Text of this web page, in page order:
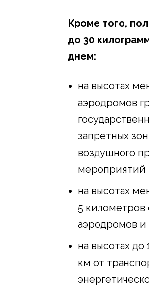
Кроме того,
до 30
днем:
на высотах
аэродромов
запретных
воздушного
мероприятий
на высотах
5 километров
аэродромов и
на высотах
км от